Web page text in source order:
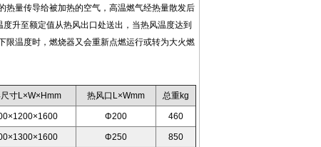
量传导给被加热的空气，高温燃气经热量散发后
升至额定值从热风出口处送出，当热风温度达到
限温度时，燃烧器又会重新点燃运行或转为大火燃
寸L×W×Hmm 热风口L×Wmm 总重kg
Φ200 460
Φ250 850